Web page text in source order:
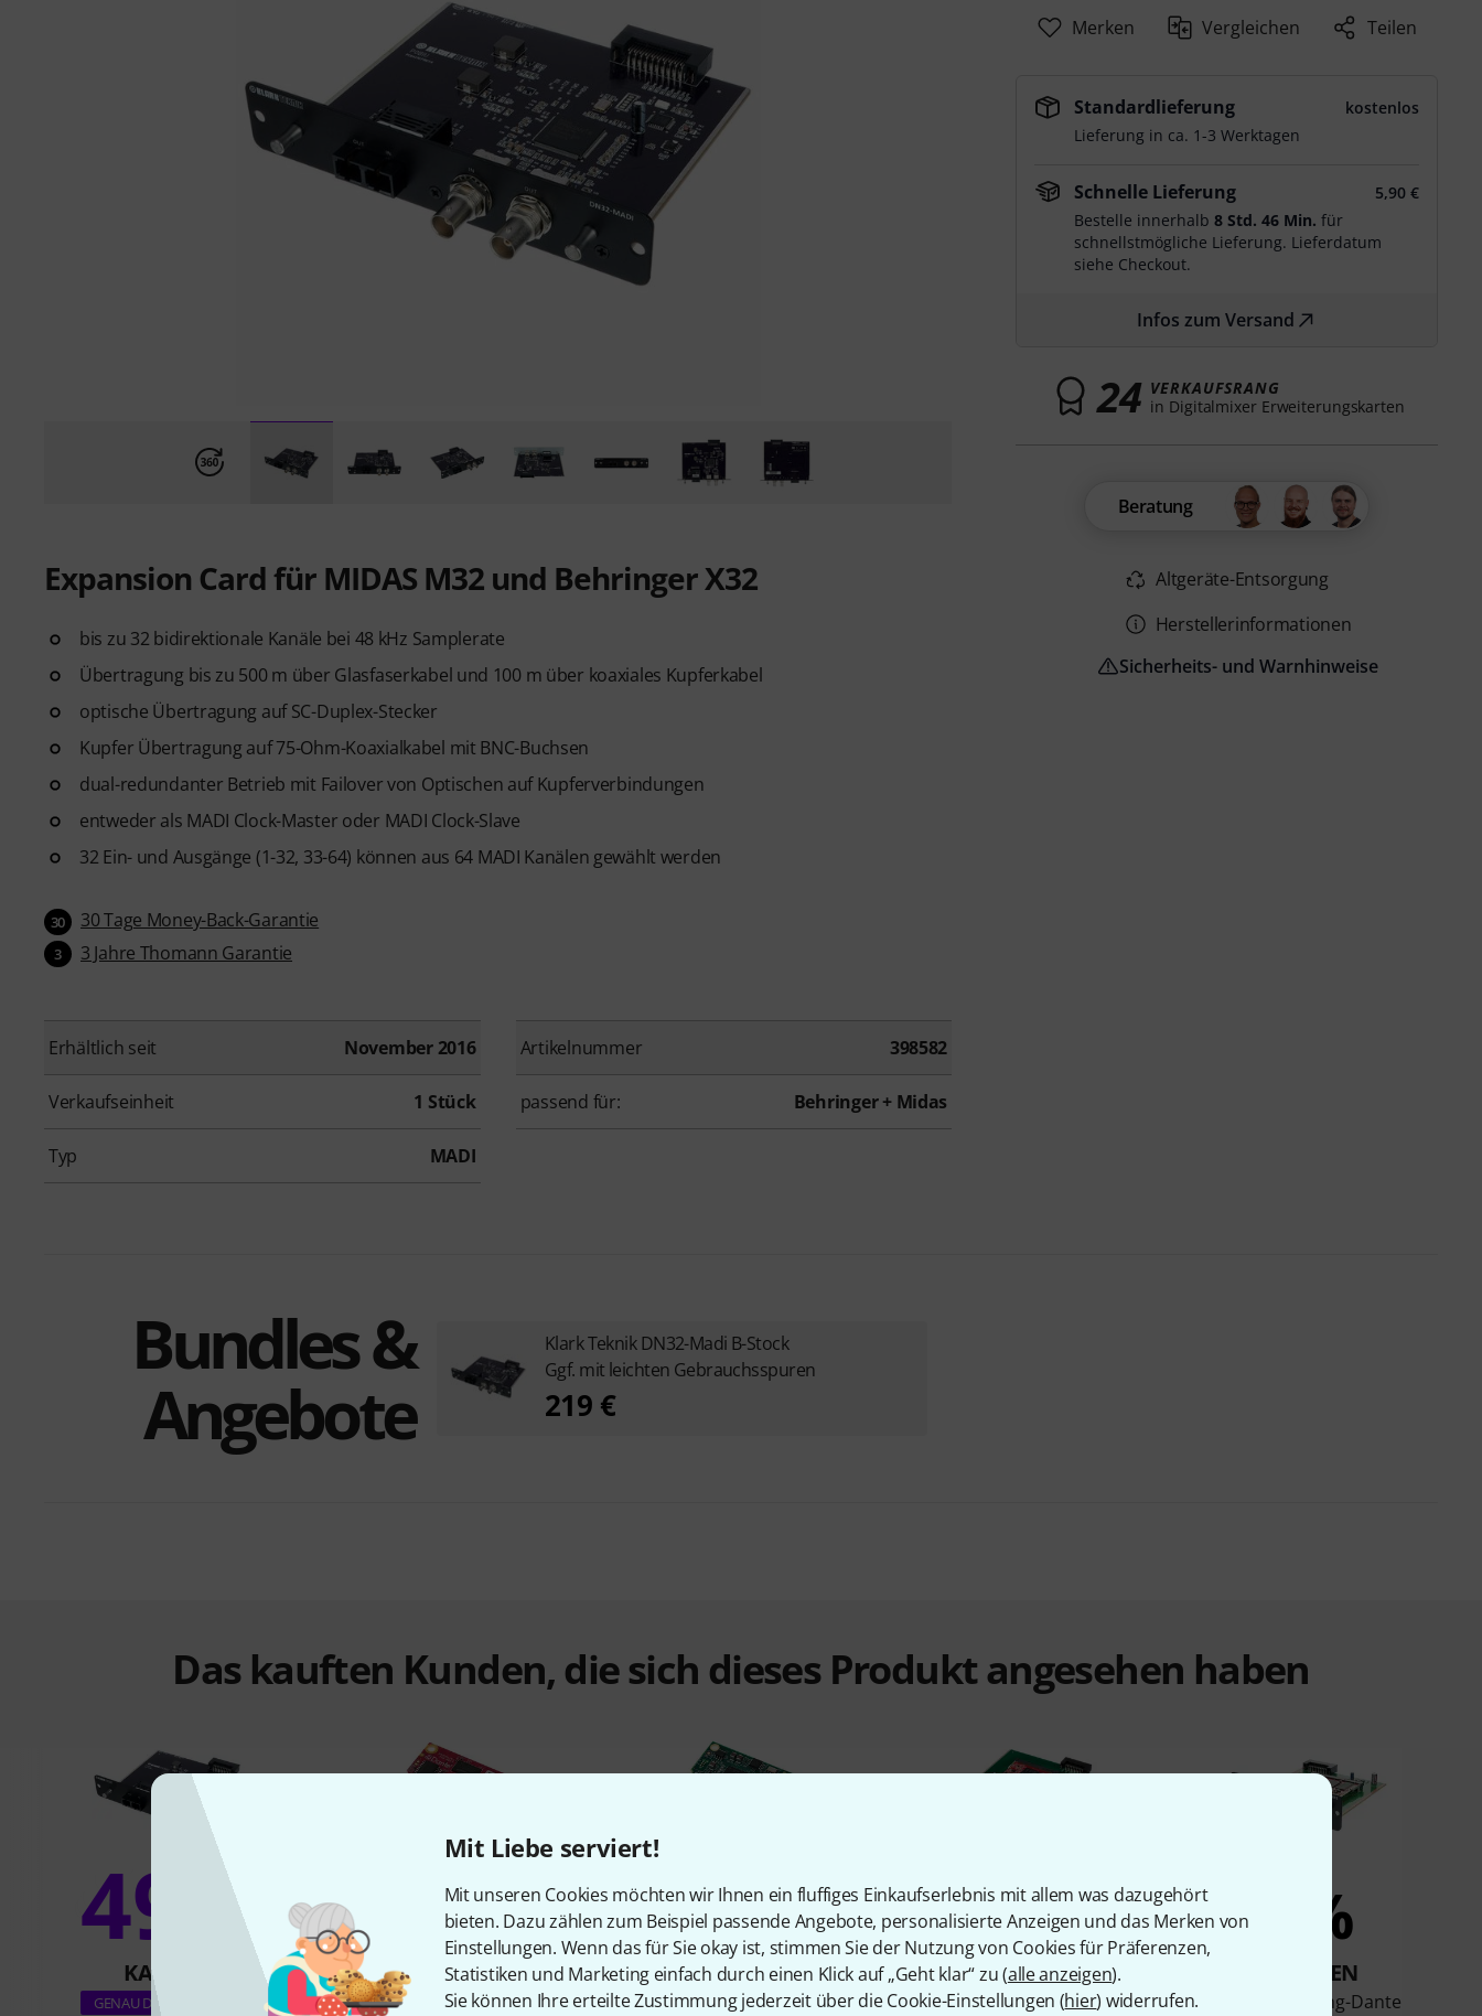
Mit Liebe serviert!
Mit unseren Cookies möchten wir Ihnen ein fluffiges Einkaufserlebnis mit allem was dazugehört
bieten. Dazu zählen zum Beispiel passende Angebote, personalisierte Anzeigen und das Merken von
Einstellungen. Wenn das für Sie okay ist, stimmen Sie der Nutzung von Cookies für Präferenzen,
Statistiken und Marketing einfach durch einen Klick auf „Geht klar“ zu (alle anzeigen).
Sie können Ihre erteilte Zustimmung jederzeit über die Cookie-Einstellungen (hier) widerrufen.
Expansion Card für MIDAS M32 und Behringer X32
bis zu 32 bidirektionale Kanäle bei 48 kHz Samplerate
Übertragung bis zu 500 m über Glasfaserkabel und 100 m über koaxiales Kupferkabel
optische Übertragung auf SC-Duplex-Stecker
Kupfer Übertragung auf 75-Ohm-Koaxialkabel mit BNC-Buchsen
dual-redundanter Betrieb mit Failover von Optischen auf Kupferverbindungen
entweder als MADI Clock-Master oder MADI Clock-Slave
32 Ein- und Ausgänge (1-32, 33-64) können aus 64 MADI Kanälen gewählt werden
30 30 Tage Money-Back-Garantie
3 3 Jahre Thomann Garantie
Erhältlich seit November 2016 Artikelnummer 398582
Verkaufseinheit 1 Stück passend für: Behringer + Midas
Typ MADI
Merken Vergleichen Teilen
Standardlieferung
kostenlos
Lieferung in ca. 1-3 Werktagen
Schnelle Lieferung
5,90 €
Bestelle innerhalb8 Std. 46 Min. für
schnellstmögliche Lieferung. Lieferdatum
siehe Checkout.
Infos zum Versand
24 VERKAUFSRANG
in Digitalmixer Erweiterungskarten
Beratung
Altgeräte-Entsorgung
Herstellerinformationen
Sicherheits- und Warnhinweise
Bundles &
Angebote
Klark Teknik DN32-Madi B-Stock
Ggf. mit leichten Gebrauchsspuren
219 €
Das kauften Kunden, die sich dieses Produkt angesehen haben
49%
KAUFTEN
GENAU DIESES PRODUKT
23%
KAUFTEN
Behringer Aoip-Dante
7%
KAUFTEN
Behringer Aoip-Wsg
6%
KAUFTEN
Behringer X-Dante
5%
KAUFTEN
Behringer Wing-Dante